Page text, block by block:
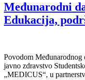
Međunarodni
Edukacija,
Povodom Međunarodnog
javno zdravstvo
„MEDICUS“, u